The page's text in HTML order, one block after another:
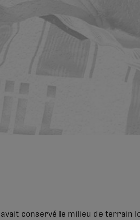
conservé le milieu de terrain